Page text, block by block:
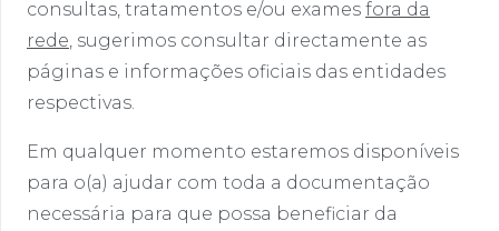
consultas, tratamentos e/ou exames fora da
rede, sugerimos consultar directamente as
páginas e informações oficiais das entidades
respectivas.
Em qualquer momento estaremos disponíveis
para o(a) ajudar com toda a documentação
necessária para que possa beneficiar da